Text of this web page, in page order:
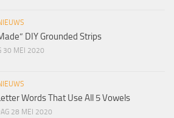
DIY Grounded Strips
30 MEI 2020
Words That Use All 5 Vowels
28 MEI 2020